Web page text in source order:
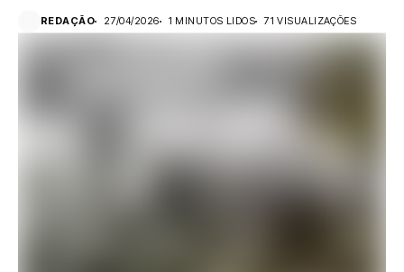
REDAÇÃO 27/04/2026 1 MINUTOS LIDOS 71 VISUALIZAÇÕES